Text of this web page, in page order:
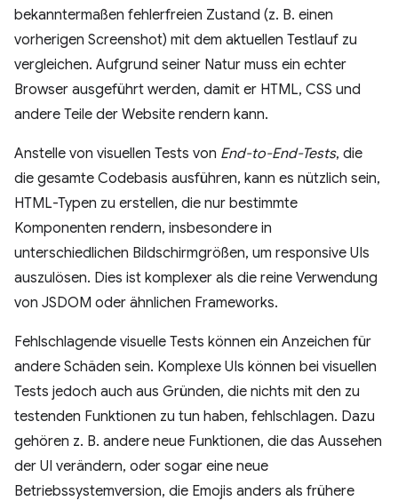
bekanntermaßen fehlerfreien Zustand (z. B. einen
vorherigen Screenshot) mit dem aktuellen Testlauf zu
vergleichen. Aufgrund seiner Natur muss ein echter
Browser ausgeführt werden, damit er HTML, CSS und
andere Teile der Website rendern kann.
Anstelle von visuellen Tests von End-to-End-Tests, die
die gesamte Codebasis ausführen, kann es nützlich sein,
HTML-Typen zu erstellen, die nur bestimmte
Komponenten rendern, insbesondere in
unterschiedlichen Bildschirmgrößen, um responsive UIs
auszulösen. Dies ist komplexer als die reine Verwendung
von JSDOM oder ähnlichen Frameworks.
Fehlschlagende visuelle Tests können ein Anzeichen für
andere Schäden sein. Komplexe UIs können bei visuellen
Tests jedoch auch aus Gründen, die nichts mit den zu
testenden Funktionen zu tun haben, fehlschlagen. Dazu
gehören z. B. andere neue Funktionen, die das Aussehen
der UI verändern, oder sogar eine neue
Betriebssystemversion, die Emojis anders als frühere